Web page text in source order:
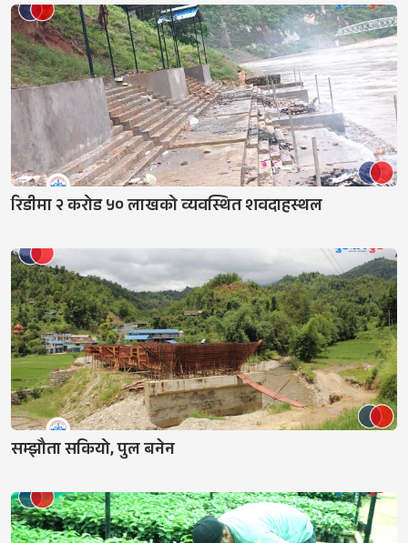
रिडीमा २ करोड ५० लाखको व्यवस्थित शवदाहस्थल
सम्झौता सकियो, पुल बनेन